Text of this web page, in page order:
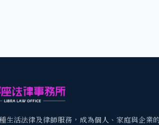
生活法律及律師服務，成為個人、家庭與企業